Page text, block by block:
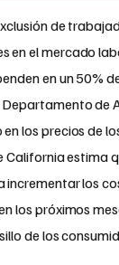
de
en el mercado
en un 50%
Departamento de
los precios de
California estima
incrementar los
los próximos
de los